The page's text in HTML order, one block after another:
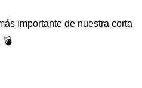
importante de nuestra corta
💣